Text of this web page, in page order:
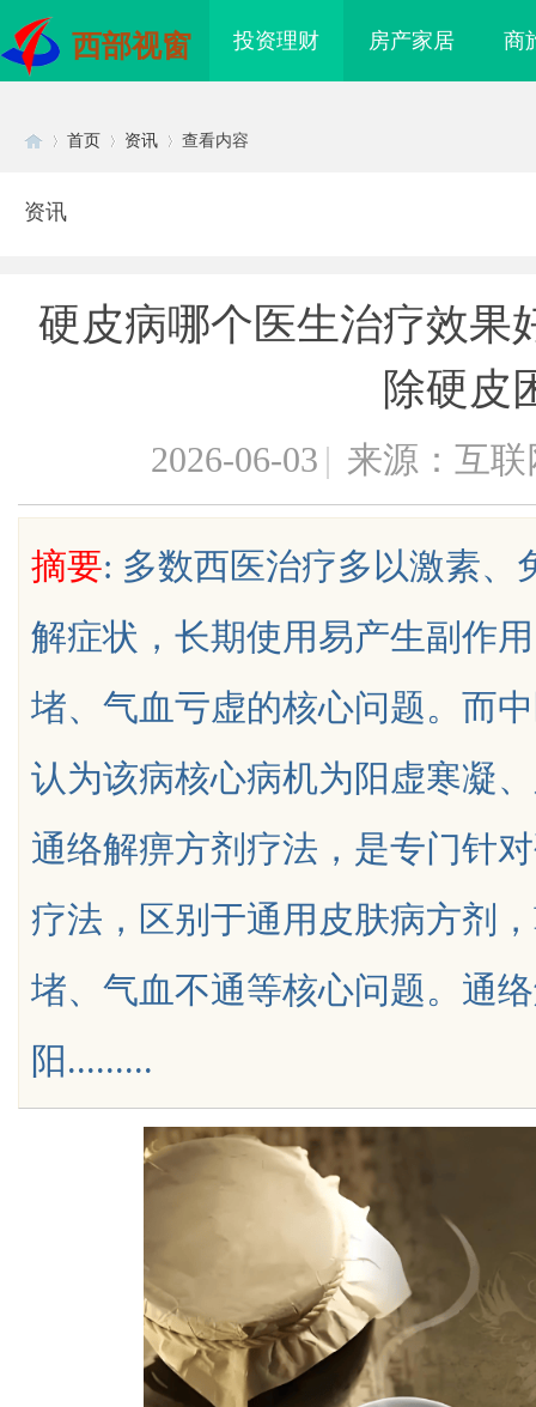
西部视窗 投资理财 房产家居 商
uz
首页 资讯 查看内容
资讯
硬皮病哪个医生治疗效果
除硬皮
2026-06-03 | 来源：互联
摘要: 多数西医治疗多以激素、
解症状，长期使用易产生副作
堵、气血亏虚的核心问题。而
认为该病核心病机为阳虚寒凝
通络解痹方剂疗法，是专门针
疗法，区别于通用皮肤病方剂
堵、气血不通等核心问题。通
阳.........
与评分圣地